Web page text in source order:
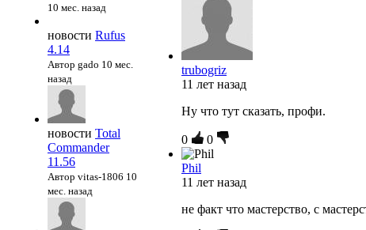
10 мес. назад
новости Rufus
4.14
Автор gado 10 мес.
назад
новости Total
Commander
11.56
Автор vitas-1806 10
мес. назад
trubogriz
11 лет назад
Ну что тут сказать, профи.
0 0
Phil
11 лет назад
не факт что мастерство, с